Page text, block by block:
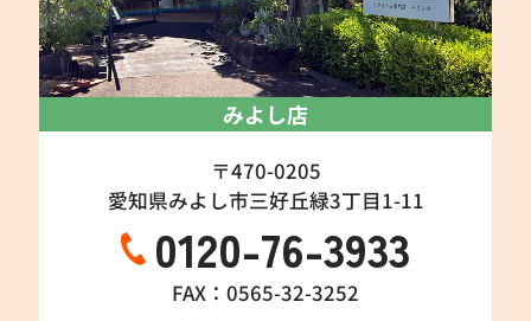
みよし店
〒470-0205
愛知県みよし市三好丘緑3丁目1-11
0120-76-3933
FAX：0565-32-3252